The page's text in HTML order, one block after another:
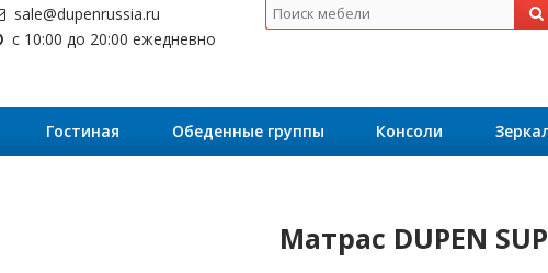
sale@dupenrussia.ru
с 10:00 до 20:00 ежедневно
Гостиная Обеденные группы Консоли
Матрас DUPEN